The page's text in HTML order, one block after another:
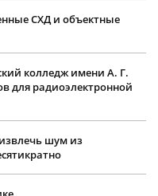
СХД и объектные
колледж имени А. Г.
для радиоэлектронной
шум из